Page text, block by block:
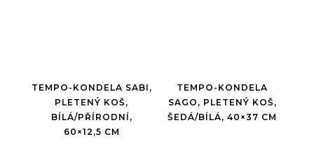
TEMPO-KONDELA SABI,
PLETENÝ KOŠ,
BÍLÁ/PŘÍRODNÍ,
60×12,5 CM
TEMPO-KONDELA
SAGO, PLETENÝ KOŠ,
ŠEDÁ/BÍLÁ, 40×37 CM